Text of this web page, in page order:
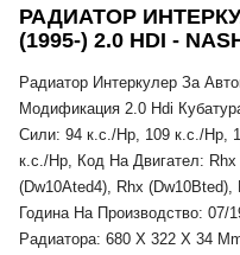
РАДИАТОР
(1995-) 2.0 HDI -
Радиатор Интеркулер За
Модификация 2.0 Hdi
Сили: 94 к.с./Hp, 109 к.с./Hp,
к.с./Hp, Код На Двигател:
(Dw10Ated4), Rhx
Година На Производство:
Радиатора: 680 X 322 X 34